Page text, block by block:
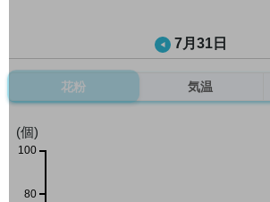
7月31日
花粉 気温
(個)
80
100